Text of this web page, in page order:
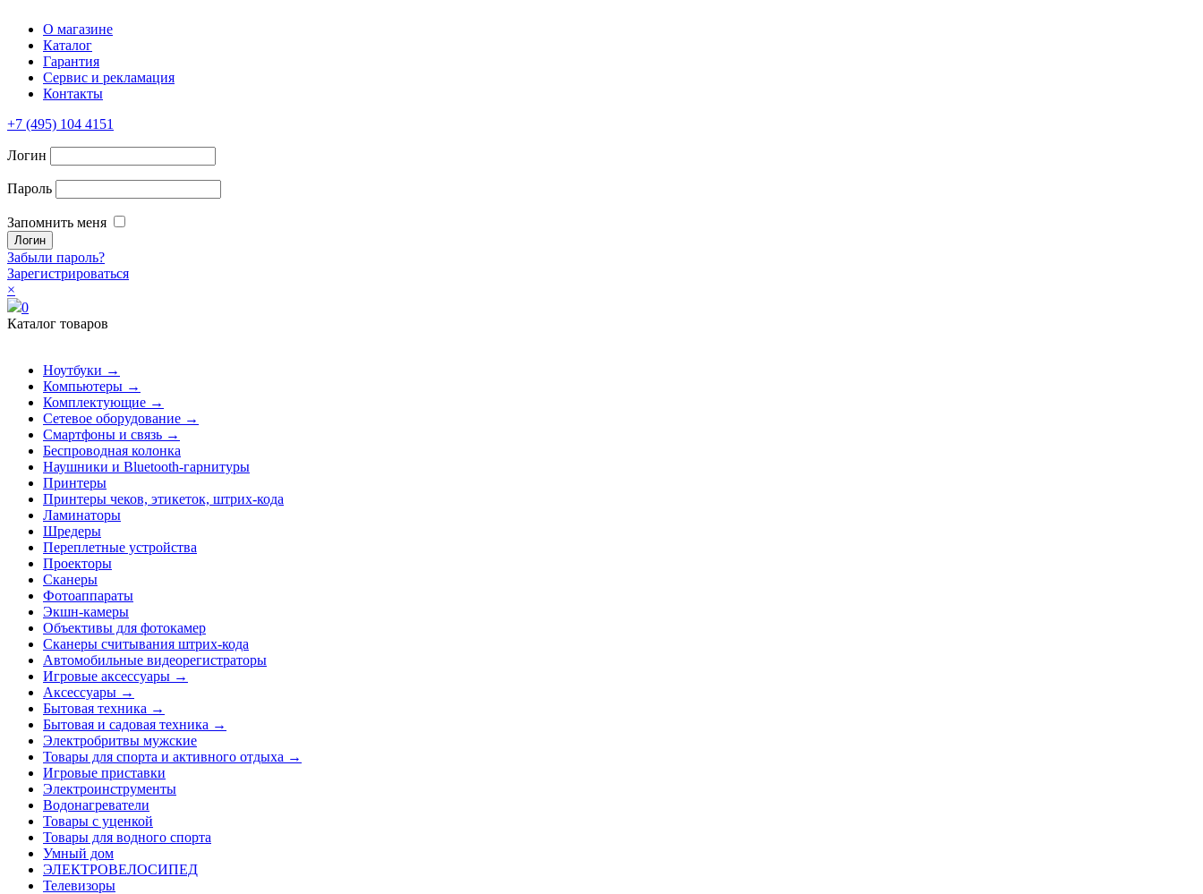
О магазине
Каталог
Гарантия
Сервис и рекламация
Контакты
+7 (495) 104 4151
Логин
Пароль
Запомнить меня
Забыли пароль?
Зарегистрироваться
×
0
Каталог товаров
Ноутбуки →
Компьютеры →
Комплектующие →
Сетевое оборудование →
Смартфоны и связь →
Беспроводная колонка
Наушники и Bluetooth-гарнитуры
Принтеры
Принтеры чеков, этикеток, штрих-кода
Ламинаторы
Шредеры
Переплетные устройства
Проекторы
Сканеры
Фотоаппараты
Экшн-камеры
Объективы для фотокамер
Сканеры считывания штрих-кода
Автомобильные видеорегистраторы
Игровые аксессуары →
Аксессуары →
Бытовая техника →
Бытовая и садовая техника →
Электробритвы мужские
Товары для спорта и активного отдыха →
Игровые приставки
Электроинструменты
Водонагреватели
Товары с уценкой
Товары для водного спорта
Умный дом
ЭЛЕКТРОВЕЛОСИПЕД
Телевизоры